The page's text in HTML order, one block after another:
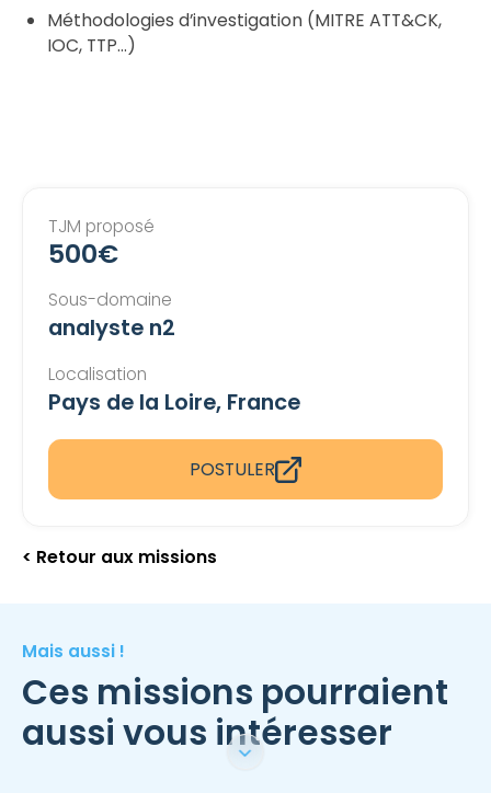
Méthodologies d’investigation (MITRE ATT&CK,
IOC, TTP…)
TJM proposé
500€
Sous-domaine
analyste n2
Localisation
Pays de la Loire, France
POSTULER
< Retour aux missions
Mais aussi !
Ces missions pourraient
aussi vous intéresser